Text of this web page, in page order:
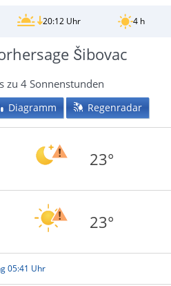
20:12 Uhr 4 h
Šibovac
zu 4 Sonnenstunden
Diagramm Regenradar
23°
23°
05:41 Uhr